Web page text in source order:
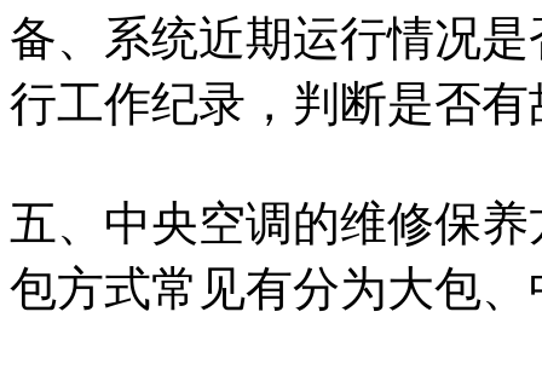
备、系统近期运行情况
行工作纪录，判断是否有
五、中央空调的维修保
包方式常见有分为大包